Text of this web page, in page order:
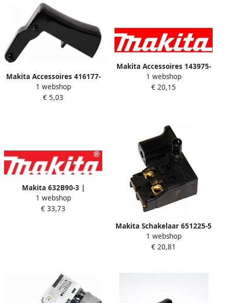
Makita Accessoires 416177-
5 Schakelaar Handel
Uc3000A A 416177-5
1 webshop
€ 5,03
Makita Accessoires 143975-
1 | Schakelaar Compleet
Dtd154 143975-1
1 webshop
€ 20,15
Makita 632B90-3 |
Schakelaar Dda351
1 webshop
€ 33,73
Makita Schakelaar 651225-5
1 webshop
€ 20,81